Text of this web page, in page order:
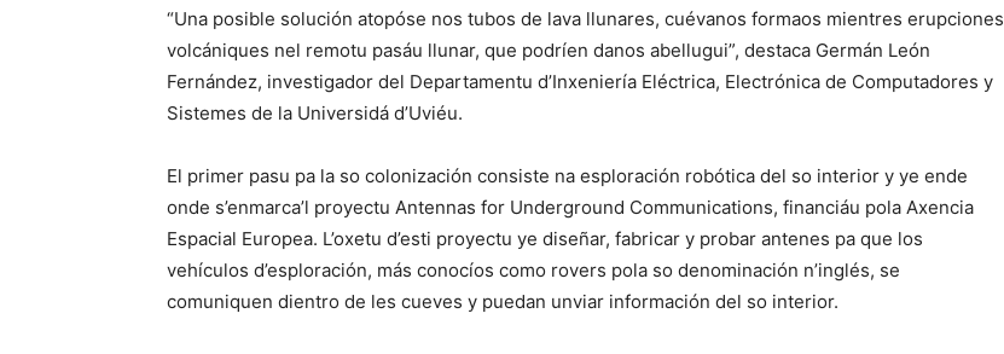
“Una posible solución atopóse nos tubos de lava llunares, cuévanos formaos mientres erupciones
volcániques nel remotu pasáu llunar, que podríen danos abellugui”, destaca Germán León
Fernández, investigador del Departamentu d’Inxeniería Eléctrica, Electrónica de Computadores y
Sistemes de la Universidá d’Uviéu.
El primer pasu pa la so colonización consiste na esploración robótica del so interior y ye ende
onde s’enmarca’l proyectu Antennas for Underground Communications, financiáu pola Axencia
Espacial Europea. L’oxetu d’esti proyectu ye diseñar, fabricar y probar antenes pa que los
vehículos d’esploración, más conocíos como rovers pola so denominación n’inglés, se
comuniquen dientro de les cueves y puedan unviar información del so interior.